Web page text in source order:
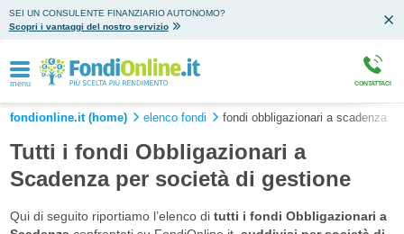
SEI UN CONSULENTE FINANZIARIO AUTONOMO?
Scopri i vantaggi del nostro servizio
menu CONTATTACI
fondionline.it (home) elenco fondi fondi obbligazionari a scadenza
Tutti i fondi Obbligazionari a
Scadenza per società di gestione
Qui di seguito riportiamo l’elenco di tutti i fondi Obbligazionari a